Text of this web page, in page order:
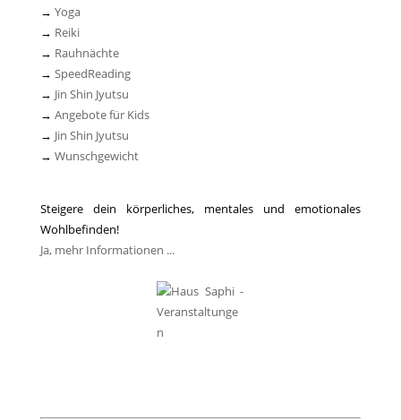
→ Yoga
→ Reiki
→ Rauhnächte
→ SpeedReading
→ Jin Shin Jyutsu
→ Angebote für Kids
→ Jin Shin Jyutsu
→ Wunschgewicht
Steigere dein körperliches, mentales und emotionales
Wohlbefinden!
Ja, mehr Informationen ...